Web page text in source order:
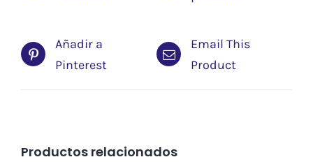
Añadir a
Pinterest
Email This
Product
Productos relacionados